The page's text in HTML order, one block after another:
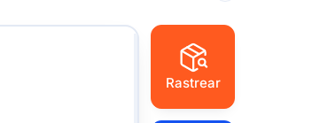
Rastrear